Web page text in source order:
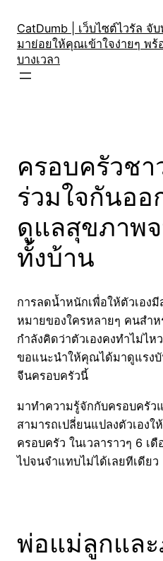
content
CatDumb | เว็บไซต์ไวรัล
มาย่อยให้คุณเข้าใจง่ายๆ พ
บางเวลา
ครอบครัวชา
ร่วมใจกันออ
ดูแลสุขภาพ
ทั้งบ้าน
การลดน้ำหนักเพื่อให้ตัวเอง
หมายของใครหลายๆ คนสำ
กำลังคิดว่าตัวเองคงทำไม่ไห
ขอแนะนำให้คุณได้มาดูแรง
จีนครอบครัวนี้
มาทำความรู้จักกับครอบครัว
สามารถเปลี่ยนแปลงตัวเอง
ครอบครัว ในเวลาราวๆ 6 เ
ไปจนจำแทบไม่ได้เลยทีเดียว
พ่อแม่ลูกแล